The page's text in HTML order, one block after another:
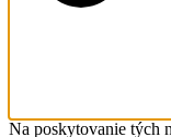
Na poskytovanie tých